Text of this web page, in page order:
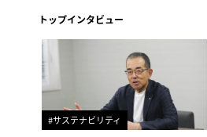
トップインタビュー
#サステナビリティ